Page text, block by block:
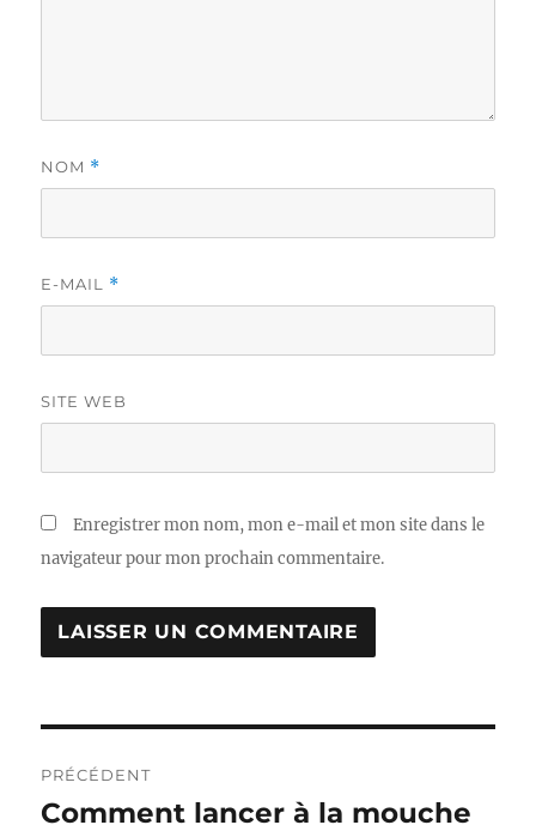
NOM *
E-MAIL *
SITE WEB
Enregistrer mon nom, mon e-mail et mon site dans le
navigateur pour mon prochain commentaire.
de
PRÉCÉDENT
Publication
Comment lancer à la mouche